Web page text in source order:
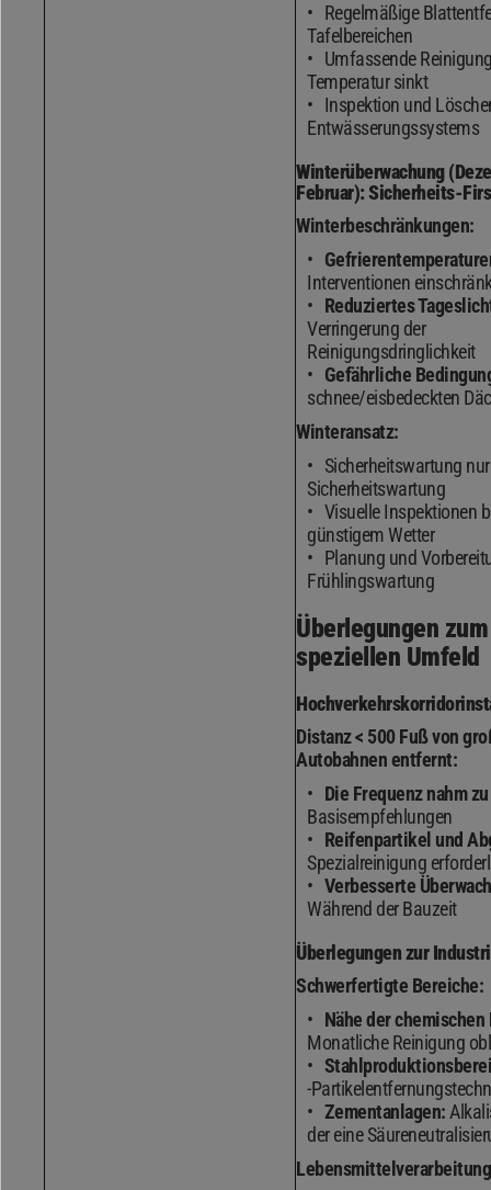
Regelmäßige
Tafelbereichen
Umfassende
Temperatur sinkt
Inspektion und
Entwässerungssystems
Winterüberwachung
Februar): Sicherheits-
Winterbeschränkungen:
Interventionen
Reduziertes
Verringerung der
Reinigungsdringlichkeit
Gefährliche
schnee/eisbedeckten
Winteransatz:
Sicherheitswartung nur
Sicherheitswartung
Visuelle Inspektionen
günstigem Wetter
Planung und
Frühlingswartung
Überlegungen zum
speziellen Umfeld
Distanz < 500 Fuß von
Autobahnen entfernt:
Die Frequenz nahm zu
Basisempfehlungen
Reifenpartikel und
Spezialreinigung
Verbesserte
Während der Bauzeit
Überlegungen zur
Schwerfertigte Bereiche:
Nähe der chemischen
Monatliche Reinigung
-
Zementanlagen:
der eine